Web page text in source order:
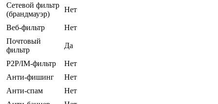
Сетевой фильтр
(брандмауэр)
Нет
Веб-фильтр
Нет
Почтовый
фильтр
Да
P2P/IM-фильтр
Нет
Анти-фишинг
Нет
Анти-спам
Нет